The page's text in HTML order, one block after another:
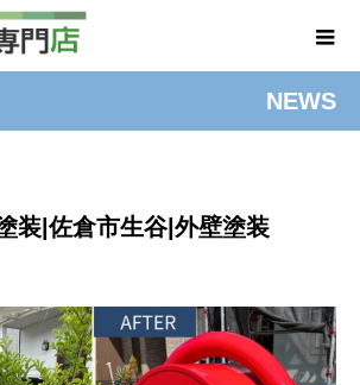
NEWS
装|佐倉市生谷|外壁塗装